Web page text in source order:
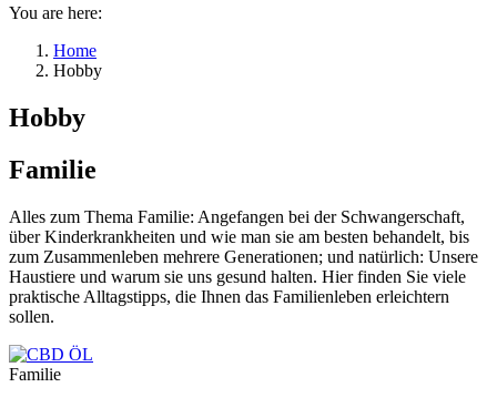
You are here:
Home
Hobby
Hobby
Familie
Alles zum Thema Familie: Angefangen bei der Schwangerschaft,
über Kinderkrankheiten und wie man sie am besten behandelt, bis
zum Zusammenleben mehrere Generationen; und natürlich: Unsere
Haustiere und warum sie uns gesund halten. Hier finden Sie viele
praktische Alltagstipps, die Ihnen das Familienleben erleichtern
sollen.
Familie